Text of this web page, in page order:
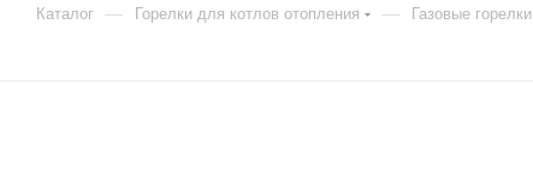
Каталог — Горелки для котлов отопления — Газовые горелки